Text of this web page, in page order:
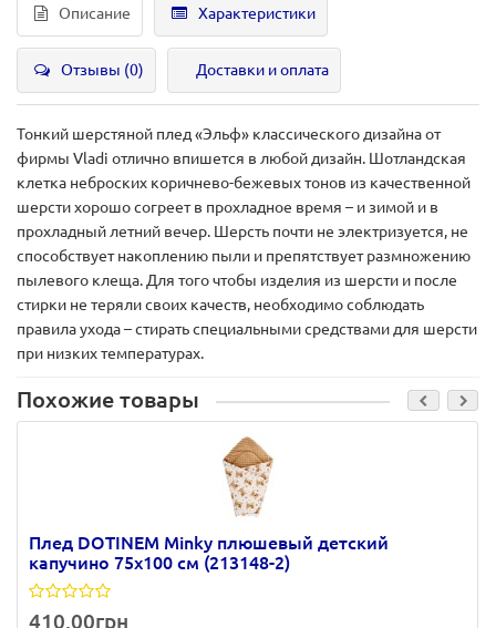
Описание Характеристики
Отзывы (0) Доставки и оплата
Тонкий шерстяной плед «Эльф» классического дизайна от
фирмы Vladi отлично впишется в любой дизайн. Шотландская
клетка неброских коричнево-бежевых тонов из качественной
шерсти хорошо согреет в прохладное время – и зимой и в
прохладный летний вечер. Шерсть почти не электризуется, не
способствует накоплению пыли и препятствует размножению
пылевого клеща. Для того чтобы изделия из шерсти и после
стирки не теряли своих качеств, необходимо соблюдать
правила ухода – стирать специальными средствами для шерсти
при низких температурах.
Похожие товары
Плед DOTINEM Minky плюшевый детский
капучино 75х100 см (213148-2)
410.00грн